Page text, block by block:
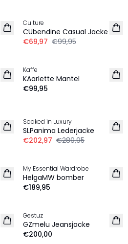
Culture
CUbendine Casual Jacke
€69,97 €99,95
NEU
Kaffe
KAarlette Mantel
€99,95
Soaked in Luxury
SLPanima Lederjacke
€202,97 €289,95
My Essential Wardrobe
HelgaMW bomber
€189,95
NEU
Gestuz
GZmelu Jeansjacke
€200,00